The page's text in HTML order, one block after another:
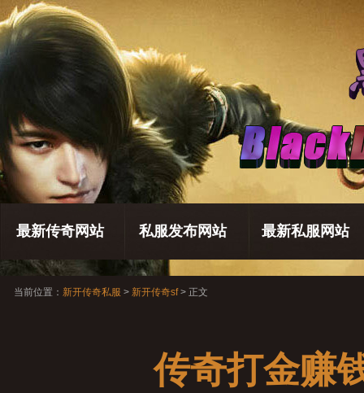
最新传奇网站 私服发布网站 最新私服网站
当前位置： 新开传奇私服 > 新开传奇sf> 正文
传奇打金赚